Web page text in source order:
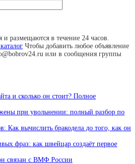
размещаются в течение 24 часов.
Чтобы добавить любое объявление
или в сообщения группы
и сколько он стоит? Полное
при увольнении: полный разбор по
Как вычислить бракодела до того, как он
фраз: как швейцар создаёт первое
связан с ВМФ России